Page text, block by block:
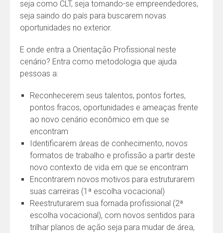
seja como CLT, seja tornando-se empreendedores,
seja saindo do país para buscarem novas
oportunidades no exterior.
E onde entra a Orientação Profissional neste
cenário? Entra como metodologia que ajuda
pessoas a:
Reconhecerem seus talentos, pontos fortes,
pontos fracos, oportunidades e ameaças frente
ao novo cenário econômico em que se
encontram
Identificarem áreas de conhecimento, novos
formatos de trabalho e profissão a partir deste
novo contexto de vida em que se encontram
Encontrarem novos motivos para estruturarem
suas carreiras (1ª escolha vocacional)
Reestruturarem sua fornada profissional (2ª
escolha vocacional), com novos sentidos para
trilhar planos de ação seja para mudar de área,